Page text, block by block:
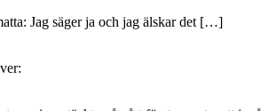
Jag säger ja och jag älskar det […]